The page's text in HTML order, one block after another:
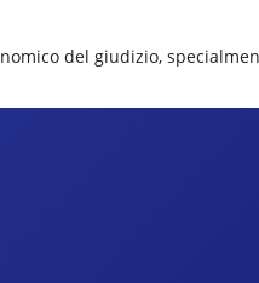
del giudizio,